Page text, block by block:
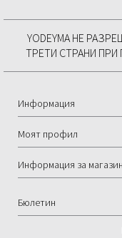
YODEYMA НЕ
ТРЕТИ СТРАНИ
Информация
Моят профил
Информация за
Бюлетин